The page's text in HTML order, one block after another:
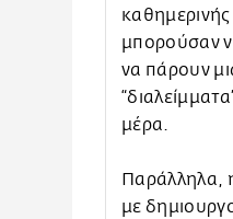
μπορούσαν
να πάρουν
μέρα.
Παράλληλα,
με